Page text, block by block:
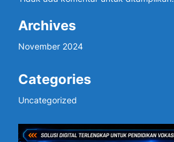
Archives
November 2024
Categories
Uncategorized